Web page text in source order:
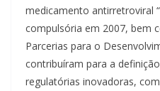
medicamento antirretroviral
compulsória em 2007, bem
Parcerias para o
contribuíram para a
regulatórias inovadoras,